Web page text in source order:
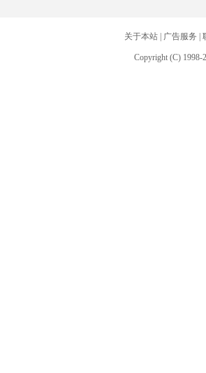
关于本站| 广告服务
Copyright (C) 1998-